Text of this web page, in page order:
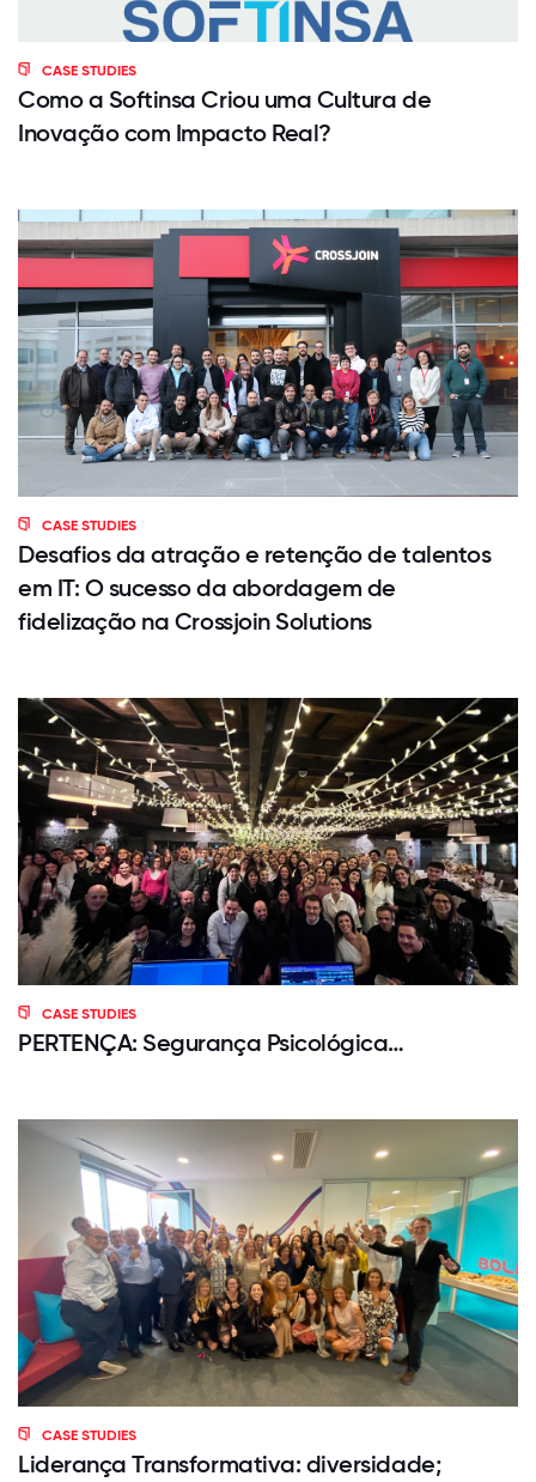
CASE STUDIES
Como a Softinsa Criou uma Cultura de
Inovação com Impacto Real?
CASE STUDIES
Desafios da atração e retenção de talentos
em IT: O sucesso da abordagem de
fidelização na Crossjoin Solutions
CASE STUDIES
PERTENÇA: Segurança Psicológica…
CASE STUDIES
Liderança Transformativa: diversidade;